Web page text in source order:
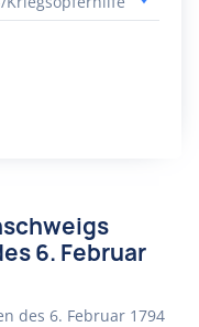
6. Februar
des 6. Februar 1794